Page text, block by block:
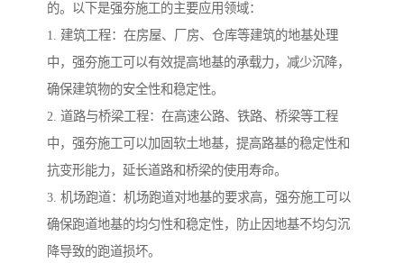
的。以下是强夯施工的主要应用领域：
1. 建筑工程：在房屋、厂房、仓库等建筑的地基处理
中，强夯施工可以有效提高地基的承载力，减少沉降，
确保建筑物的安全性和稳定性。
2. 道路与桥梁工程：在高速公路、铁路、桥梁等工程
中，强夯施工可以加固软土地基，提高路基的稳定性和
抗变形能力，延长道路和桥梁的使用寿命。
3. 机场跑道：机场跑道对地基的要求高，强夯施工可以
确保跑道地基的均匀性和稳定性，防止因地基不均匀沉
降导致的跑道损坏。